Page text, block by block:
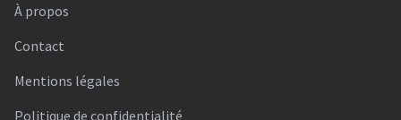
À propos
Contact
Mentions légales
Politique de confidentialité